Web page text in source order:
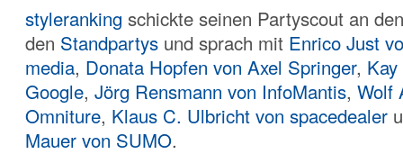
styleranking schickte seinen Partyscout an
den Standpartys und sprach mit Enrico Just
media, Donata Hopfen von Axel Springer,
Google, Jörg Rensmann von InfoMantis, Wolf
Omniture, Klaus C. Ulbricht von spacedealer
Mauer von SUMO.